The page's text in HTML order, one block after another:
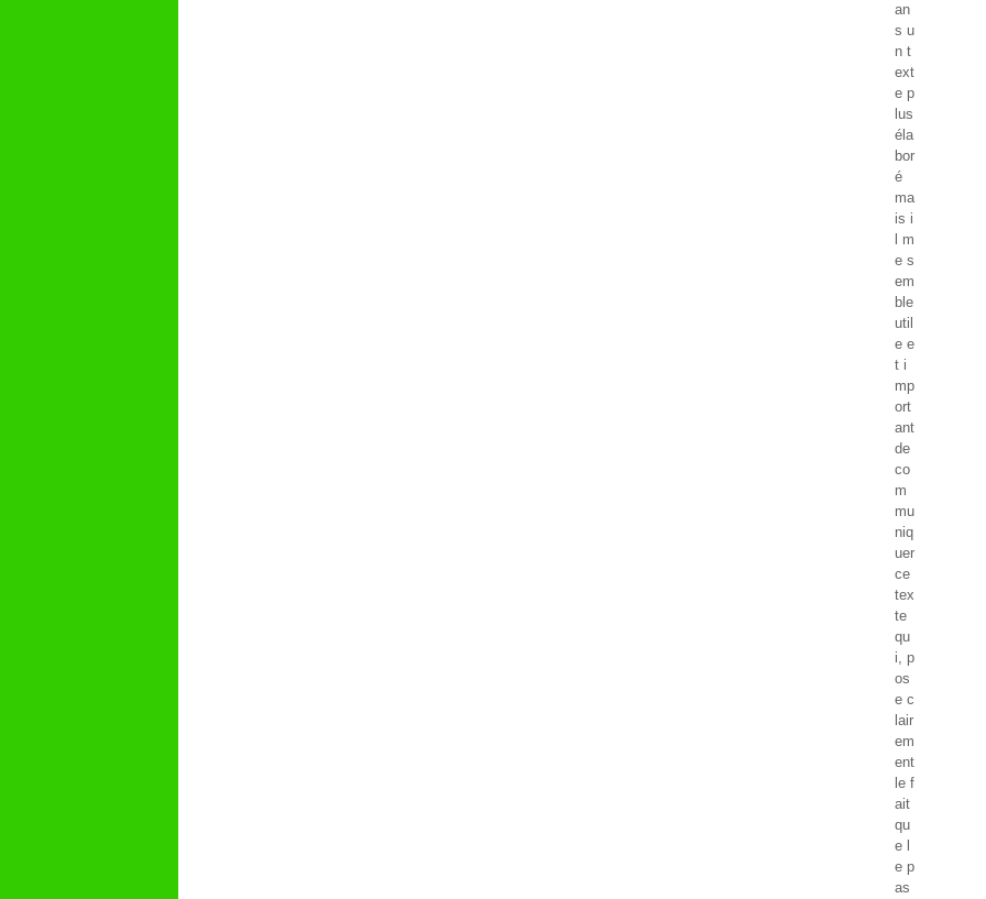
an
s u
n t
ext
e p
lus
éla
bor
é
ma
is i
l m
e s
em
ble
util
e e
t i
mp
ort
ant
de
co
m
mu
niq
uer
ce
tex
te
qu
i, p
os
e c
lair
em
ent
le f
ait
qu
e l
e p
as